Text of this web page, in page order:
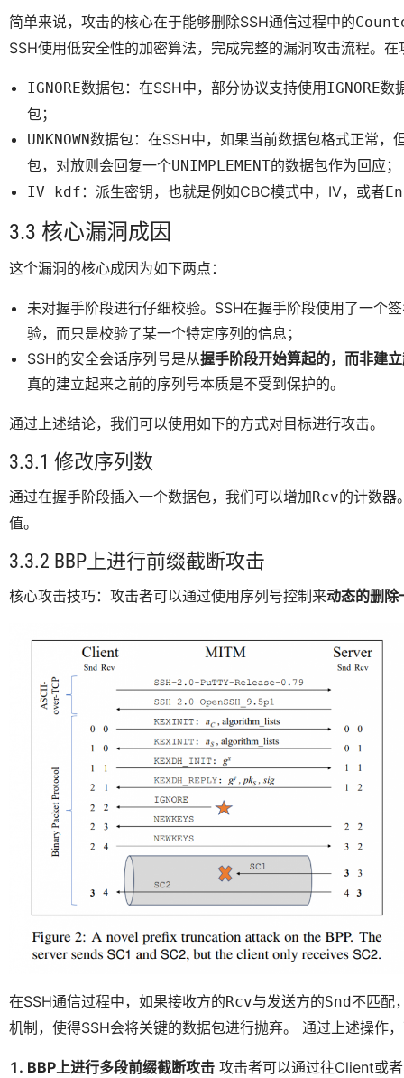
简单来说，攻击的核心在于能够删除SSH通信过程中的
SSH使用低安全性的加密算法，完成完整的漏洞攻击流程。
IGNORE数据包：在SSH中，部分协议支持使用IGNORE数
包；
UNKNOWN数据包：在SSH中，如果当前数据包格式正常，
包，对放则会回复一个UNIMPLEMENT的数据包作为回应；
IV_kdf ：派生密钥，也就是例如CBC模式中，IV，或者
3.3 核心漏洞成因
这个漏洞的核心成因为如下两点：
未对握手阶段进行仔细校验。SSH在握手阶段使用了一个
验，而只是校验了某一个特定序列的信息；
SSH的安全会话序列号是从握手阶段开始算起的，而非建
真的建立起来之前的序列号本质是不受到保护的。
通过上述结论，我们可以使用如下的方式对目标进行攻击。
3.3.1 修改序列数
通过在握手阶段插入一个数据包，我们可以增加Rcv的计数器
值。
3.3.2 BBP上进行前缀截断攻击
核心攻击技巧：攻击者可以通过使用序列号控制来动态的删除
在SSH通信过程中，如果接收方的Rcv与发送方的Snd不匹配
机制，使得SSH会将关键的数据包进行抛弃。 通过上述操作
1. BBP上进行多段前缀截断攻击 攻击者可以通过往Client或